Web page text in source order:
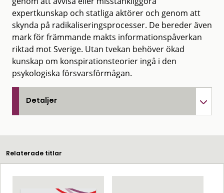
expertkunskap och statliga aktörer och genom att
skynda på radikaliseringsprocesser. De bereder även
mark för främmande makts informationspåverkan
riktad mot Sverige. Utan tvekan behöver ökad
kunskap om konspirationsteorier ingå i den
psykologiska försvarsförmågan.
Detaljer
Relaterade titlar